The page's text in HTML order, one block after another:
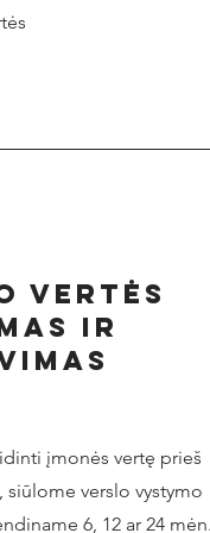
vertės
ir
įmonės vertę prieš
siūlome verslo vystymo
6, 12 ar 24 mėn.